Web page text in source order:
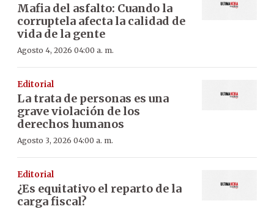
Mafia del asfalto: Cuando la
corruptela afecta la calidad de
vida de la gente
Agosto 4, 2026 04:00 a. m.
Editorial
La trata de personas es una
grave violación de los
derechos humanos
Agosto 3, 2026 04:00 a. m.
Editorial
¿Es equitativo el reparto de la
carga fiscal?